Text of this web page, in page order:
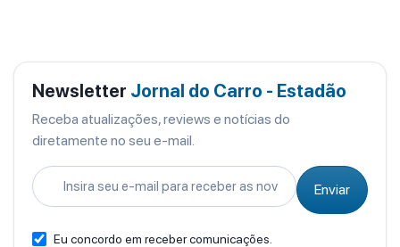
Newsletter Jornal do Carro - Estadão
Receba atualizações, reviews e notícias do
diretamente no seu e-mail.
Enviar
Eu concordo em receber comunicações.